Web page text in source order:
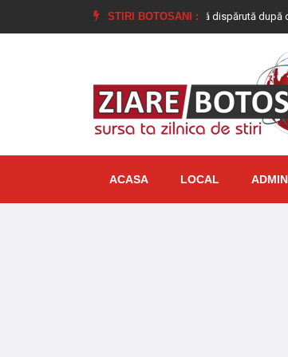
STIRI BOTOSANI :
de 17 ani, din Dimăcheni, dată dispărută după ce a plecat
ACASA LOCAL